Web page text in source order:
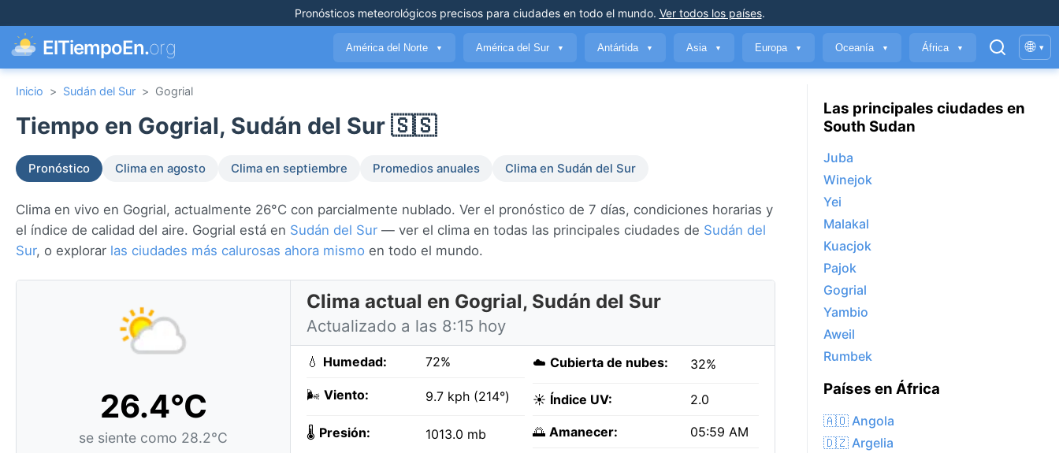
Pronósticos meteorológicos precisospara ciudades en todo el mundo. Ver todos los países.
ElTiempoEn.org América del Norte ▼ América del Sur ▼ Antártida ▼ Asia ▼ Europa ▼ Oceanía ▼ África ▼ 🌐 ▾
Inicio > Sudán del Sur > Gogrial
Tiempo en Gogrial, Sudán del Sur 🇸🇸
Pronóstico Clima en agosto Clima en septiembre Promedios anuales Clima en Sudán del Sur
Clima en vivo en Gogrial, actualmente 26°C con parcialmente nublado. Ver el pronóstico de 7 días, condiciones horarias y
el índice de calidad del aire. Gogrial está en Sudán del Sur — ver el clima en todas las principales ciudades de Sudán del
Sur, o explorar las ciudades más calurosas ahora mismo en todo el mundo.
26.4°C
se siente como 28.2°C
Clima actual en Gogrial, Sudán del Sur
Actualizado a las 8:15 hoy
💧 Humedad: 72%
🌬️ Viento: 9.7 kph (214°)
🌡️ Presión: 1013.0 mb
☁️ Cubierta de nubes: 32%
☀️ Índice UV: 2.0
🌅 Amanecer: 05:59 AM
Las principales ciudades en
South Sudan
Juba
Winejok
Yei
Malakal
Kuacjok
Pajok
Gogrial
Yambio
Aweil
Rumbek
Países en África
🇦🇴 Angola
🇩🇿 Argelia